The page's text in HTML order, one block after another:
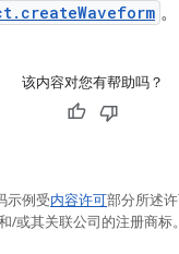
。
该内容对您有帮助吗？
示例受内容许可部分所述
/或其关联公司的注册商标。